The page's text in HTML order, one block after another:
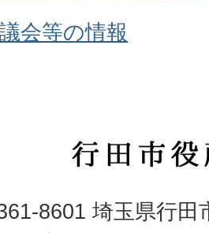
会等の情報
行
市
8601 埼玉県行田